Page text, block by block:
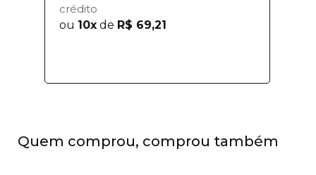
crédito
ou 10x de R$ 69,21
Quem comprou, comprou também